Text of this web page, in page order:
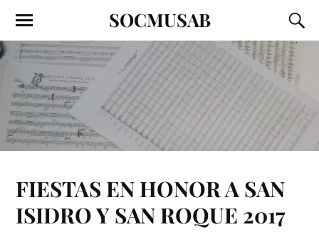
SOCMUSAB
FIESTAS EN HONOR A SAN
ISIDRO Y SAN ROQUE 2017